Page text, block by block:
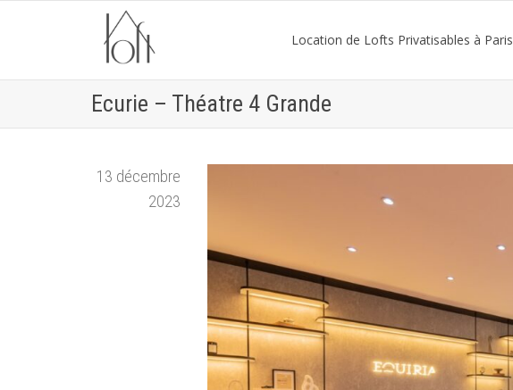
Location de Lofts Privatisables à Paris
Ecurie – Théatre 4 Grande
13 décembre
2023